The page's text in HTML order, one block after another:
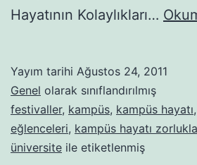
Hayatının Kolaylıkları…
Yayım tarihi Ağustos 24, 2011
Genel olarak sınıflandırılmış
festivaller, kampüs, kampüs hayatı,
eğlenceleri, kampüs hayatı
üniversite ile etiketlenmiş